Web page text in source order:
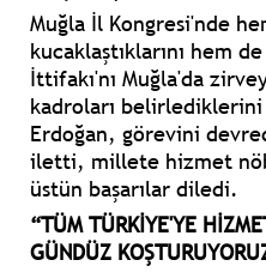
Muğla İl Kongresi'nde
kucaklaştıklarını hem
İttifakı'nı Muğla'da
kadroları belirlediklerini
Erdoğan, görevini
iletti, millete hizmet
üstün başarılar diledi.
“TÜM TÜRKİYE'YE
GÜNDÜZ